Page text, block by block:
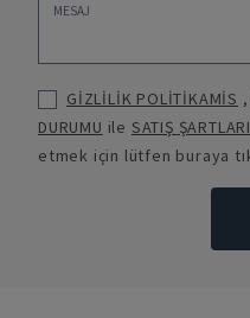
GİZLİLİK POLİTİKAMİS
DURUMU ile SATIŞ
etmek için lütfen buraya